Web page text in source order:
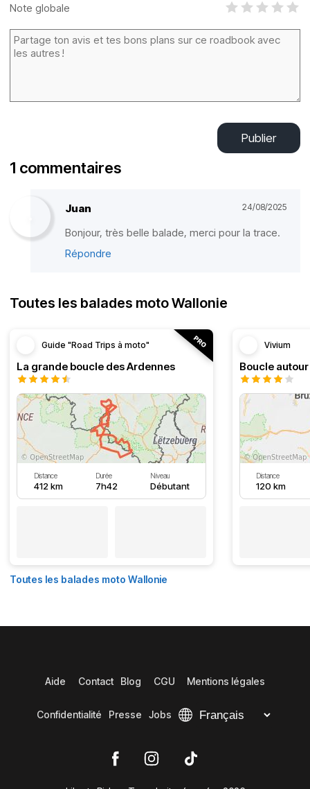
Note globale
Publier
1 commentaires
Juan 24/08/2025
Bonjour, très belle balade, merci pour la trace.
Répondre
Toutes les balades moto Wallonie
Guide "Road Trips à moto"
La grande boucle des Ardennes
Distance
412 km
Durée
7h42
Niveau
Débutant
Vivium
Distance
120 km
Toutes les balades moto Wallonie
Aide Contact Blog CGU Mentions légales
Confidentialité Presse Jobs